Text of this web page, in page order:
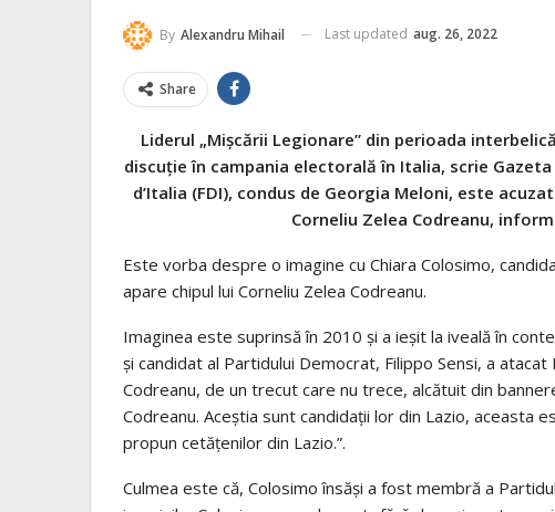
By Alexandru Mihail Last updated aug. 26, 2022
Share
Liderul „Mișcării Legionare” din perioada
discuție în campania electorală în Italia, scrie
d’Italia (FDI), condus de Georgia Meloni, este
Corneliu Zelea Codreanu,
Este vorba despre o imagine cu Chiara Colosimo,
apare chipul lui Corneliu Zelea Codreanu.
Imaginea este suprinsă în 2010 și a ieșit la iveală în
și candidat al Partidului Democrat, Filippo Sensi, a
Codreanu, de un trecut care nu trece, alcătuit din
Codreanu. Aceștia sunt candidații lor din Lazio,
propun cetățenilor din Lazio.”.
Culmea este că, Colosimo însăși a fost membră a